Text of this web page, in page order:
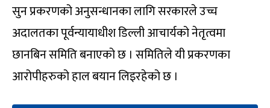
सुन प्रकरणको अनुसन्धानका लागि सरकारले उच्च
अदालतका पूर्वन्यायाधीश डिल्ली आचार्यको नेतृत्वमा
छानबिन समिति बनाएको छ । समितिले यी प्रकरणका
आरोपीहरुको हाल बयान लिइरहेको छ ।